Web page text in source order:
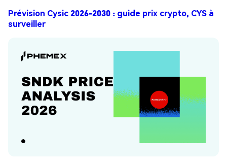
Prévision Cysic 2026-2030 : guide prix crypto, CYS à
surveiller